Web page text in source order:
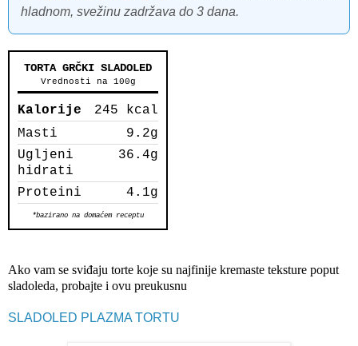
hladnom, svežinu zadržava do 3 dana.
TORTA GRČKI SLADOLED
Vrednosti na 100g
Kalorije
245 kcal
Masti
9.2g
Ugljeni
hidrati
36.4g
Proteini 4.1g
*bazirano na domaćem receptu
Ako vam se sviđaju torte koje su najfinije kremaste teksture poput
sladoleda, probajte i ovu preukusnu
SLADOLED PLAZMA TORTU